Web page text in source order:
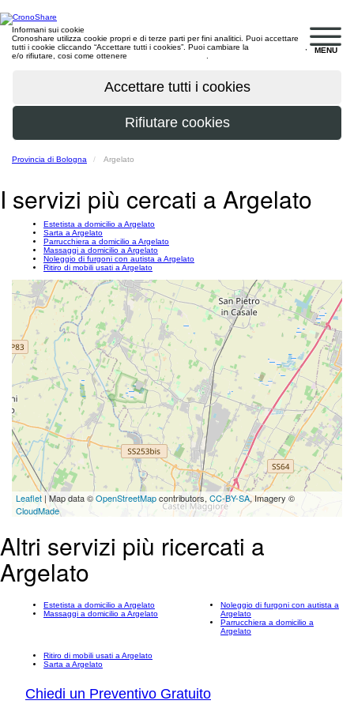
MENU
Informani sui cookie
Cronoshare utilizza cookie propri e di terze parti per fini analitici. Puoi accettare
tutti i cookie cliccando “Accettare tutti i cookies”. Puoi cambiare la
e/o rifiutare, cosi come ottenere
Provincia di Bologna Argelato
I servizi più cercati a Argelato
Estetista a domicilio a Argelato
Sarta a Argelato
Parrucchiera a domicilio a Argelato
Massaggi a domicilio a Argelato
Noleggio di furgoni con autista a Argelato
Ritiro di mobili usati a Argelato
Leaflet| Map data ©OpenStreetMapcontributors, CC-BY-SA, Imagery ©
CloudMade
Altri servizi più ricercati a
Argelato
Estetista a domicilio a Argelato
Massaggi a domicilio a Argelato
Noleggio di furgoni con autista a
Argelato
Parrucchiera a domicilio a
Argelato
Ritiro di mobili usati a Argelato
Sarta a Argelato
Chiedi un Preventivo Gratuito